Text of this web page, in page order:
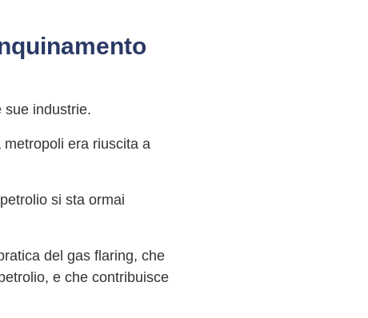
sue industrie.
metropoli era riuscita a
si sta ormai
del gas flaring, che
e che contribuisce